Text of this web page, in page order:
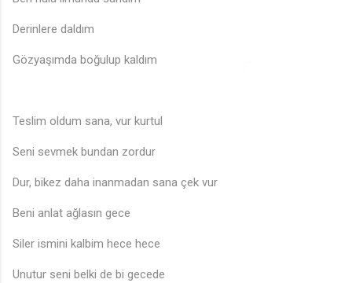
Derinlere daldım
Gözyaşımda boğulup kaldım
Teslim oldum sana, vur kurtul
Seni sevmek bundan zordur
Dur, bikez daha inanmadan sana çek vur
Beni anlat ağlasın gece
Siler ismini kalbim hece hece
Unutur seni belki de bi gecede